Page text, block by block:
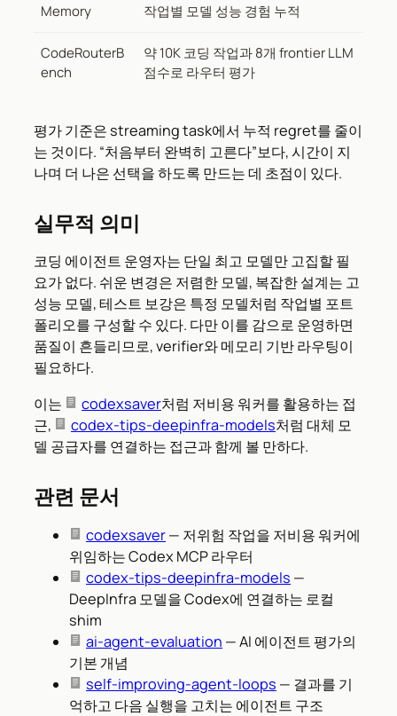
Memory 작업별 모델 성능 경험 누적
CodeRouterB
ench
약 10K 코딩 작업과 8개 frontier LLM
점수로 라우터 평가
평가 기준은 streaming task에서 누적 regret를 줄이
는 것이다. “처음부터 완벽히 고른다”보다, 시간이 지
나며 더 나은 선택을 하도록 만드는 데 초점이 있다.
실무적 의미
코딩 에이전트 운영자는 단일 최고 모델만 고집할 필
요가 없다. 쉬운 변경은 저렴한 모델, 복잡한 설계는 고
성능 모델, 테스트 보강은 특정 모델처럼 작업별 포트
폴리오를 구성할 수 있다. 다만 이를 감으로 운영하면
품질이 흔들리므로, verifier와 메모리 기반 라우팅이
필요하다.
이는
codexsaver처럼 저비용 워커를 활용하는 접
근,
codex-tips-deepinfra-models처럼 대체 모
델 공급자를 연결하는 접근과 함께 볼 만하다.
관련 문서
codexsaver— 저위험 작업을 저비용 워커에
위임하는 Codex MCP 라우터
codex-tips-deepinfra-models —
DeepInfra 모델을 Codex에 연결하는 로컬
shim
ai-agent-evaluation — AI 에이전트 평가의
기본 개념
self-improving-agent-loops — 결과를 기
억하고 다음 실행을 고치는 에이전트 구조